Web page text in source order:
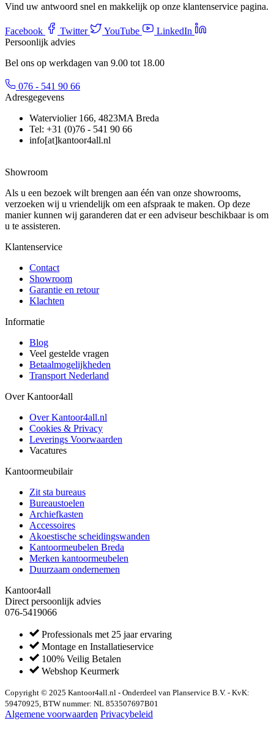
Vind uw antwoord snel en makkelijk op onze klantenservice pagina.
Facebook Twitter YouTube
LinkedIn
Persoonlijk advies
Bel ons op werkdagen van 9.00 tot 18.00
076 - 541 90 66
Adresgegevens
Waterviolier 166, 4823MA Breda
Tel: +31 (0)76 - 541 90 66
info[at]kantoor4all.nl
Showroom
Als u een bezoek wilt brengen aan één van onze showrooms,
verzoeken wij u vriendelijk om een afspraak te maken. Op deze
manier kunnen wij garanderen dat er een adviseur beschikbaar is om
u te assisteren.
Klantenservice
Contact
Showroom
Garantie en retour
Klachten
Informatie
Blog
Veel gestelde vragen
Betaalmogelijkheden
Transport Nederland
Over Kantoor4all
Over Kantoor4all.nl
Cookies & Privacy
Leverings Voorwaarden
Vacatures
Kantoormeubilair
Zit sta bureaus
Bureaustoelen
Archiefkasten
Accessoires
Akoestische scheidingswanden
Kantoormeubelen Breda
Merken kantoormeubelen
Duurzaam ondernemen
Kantoor4all
Direct persoonlijk advies
076-5419066
Professionals met 25 jaar ervaring
Montage en Installatieservice
100% Veilig Betalen
Webshop Keurmerk
Copyright © 2025 Kantoor4all.nl - Onderdeel van Planservice B.V. - KvK:
59470925, BTW nummer: NL 853507697B01
Algemene voorwaarden Privacybeleid